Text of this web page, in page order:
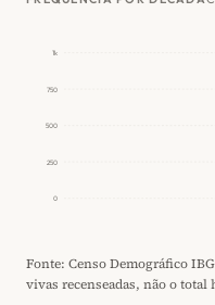
0
250
500
750
1k
Fonte: Censo Demográfico
vivas recenseadas, não o